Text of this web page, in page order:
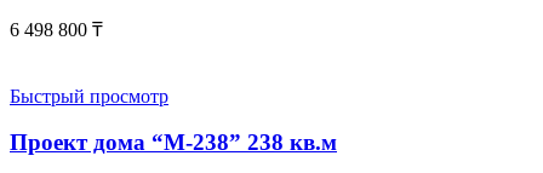
6 498 800 ₸
Быстрый просмотр
Проект дома “М-238” 238 кв.м